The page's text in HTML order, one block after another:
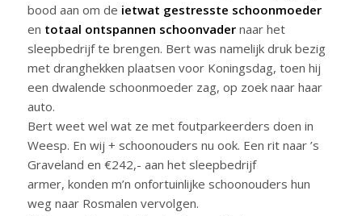
bood aan om de ietwat gestresste schoonmoeder
en totaal ontspannen schoonvadernaar het
sleepbedrijf te brengen. Bert was namelijk druk bezig
met dranghekken plaatsen voor Koningsdag, toen hij
een dwalende schoonmoeder zag, op zoek naar haar
auto.
Bert weet wel wat ze met foutparkeerders doen in
Weesp. En wij + schoonouders nu ook. Een rit naar ’s
Graveland en €242,- aan het sleepbedrijf
armer, konden m’n onfortuinlijke schoonouders hun
weg naar Rosmalen vervolgen.